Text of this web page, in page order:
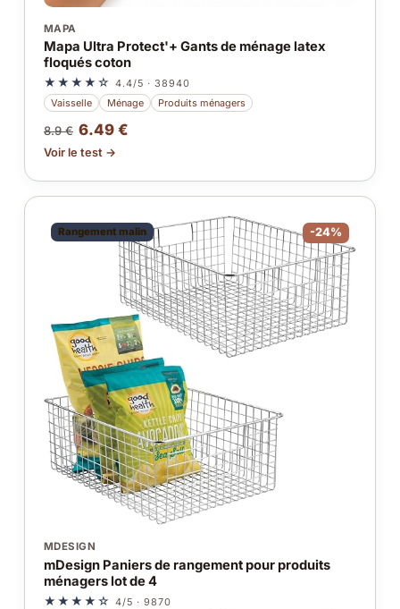
MAPA
Mapa Ultra Protect'+ Gants de ménage latex
floqués coton
★★★★☆ 4.4/5 · 38940
Vaisselle
Ménage Produits ménagers
8.9 € 6.49 €
Voir le test →
Rangement malin -24%
MDESIGN
mDesign Paniers de rangement pour produits
ménagers lot de 4
★★★★☆ 4/5 · 9870